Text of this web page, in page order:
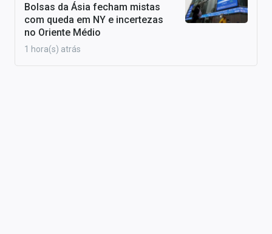
Bolsas da Ásia fecham mistas
com queda em NY e incertezas
no Oriente Médio
1 hora(s) atrás